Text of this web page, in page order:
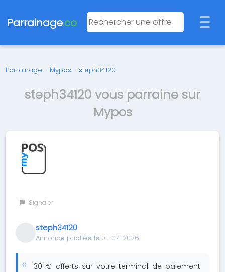
Parrainage.co
Parrainage › Mypos › steph34120
steph34120 vous parraine sur
Mypos
Signaler
steph34120
Annonce publiée le 31-07-2026
30 € offerts sur votre terminal de paiement